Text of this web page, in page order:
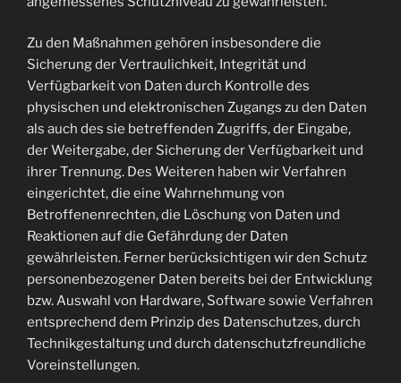
Zu den Maßnahmen gehören insbesondere die
Sicherung der Vertraulichkeit, Integrität und
Verfügbarkeit von Daten durch Kontrolle des
physischen und elektronischen Zugangs zu den Daten
als auch des sie betreffenden Zugriffs, der Eingabe,
der Weitergabe, der Sicherung der Verfügbarkeit und
ihrer Trennung. Des Weiteren haben wir Verfahren
eingerichtet, die eine Wahrnehmung von
Betroffenenrechten, die Löschung von Daten und
Reaktionen auf die Gefährdung der Daten
gewährleisten. Ferner berücksichtigen wir den Schutz
personenbezogener Daten bereits bei der Entwicklung
bzw. Auswahl von Hardware, Software sowie Verfahren
entsprechend dem Prinzip des Datenschutzes, durch
Technikgestaltung und durch datenschutzfreundliche
Voreinstellungen.